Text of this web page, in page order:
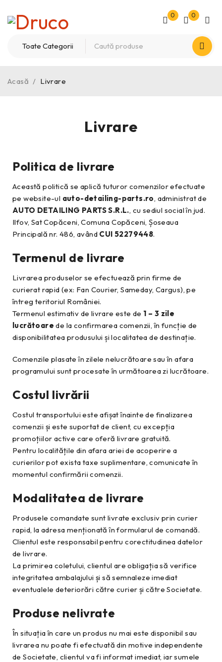
0 0
Livrare
Acasă / Livrare
Politica de livrare
Această politică se aplică tuturor comenzilor efectuate
pe website-ul auto-detailing-parts.ro, administrat de
AUTO DETAILING PARTS S.R.L., cu sediul social în jud.
Ilfov, Sat Copăceni, Comuna Copăceni, Șoseaua
Principală nr. 486, având CUI 52279448.
Termenul de livrare
Livrarea produselor se efectuează prin firme de
curierat rapid (ex: Fan Courier, Sameday, Cargus), pe
întreg teritoriul României.
Termenul estimativ de livrare este de 1 – 3 zile
lucrătoare de la confirmarea comenzii, în funcție de
disponibilitatea produsului și localitatea de destinație.
Comenzile plasate în zilele nelucrătoare sau în afara
programului sunt procesate în următoarea zi lucrătoare.
Costul livrării
Costul transportului este afișat înainte de finalizarea
comenzii și este suportat de client, cu excepția
promoțiilor active care oferă livrare gratuită.
Pentru localitățile din afara ariei de acoperire a
curierilor pot exista taxe suplimentare, comunicate în
momentul confirmării comenzii.
Modalitatea de livrare
Produsele comandate sunt livrate exclusiv prin curier
rapid, la adresa menționată în formularul de comandă.
Clientul este responsabil pentru corectitudinea datelor
de livrare.
La primirea coletului, clientul are obligația să verifice
integritatea ambalajului și să semnaleze imediat
eventualele deteriorări către curier și către Societate.
Produse nelivrate
În situația în care un produs nu mai este disponibil sau
livrarea nu poate fi efectuată din motive independente
de Societate, clientul va fi informat imediat, iar sumele